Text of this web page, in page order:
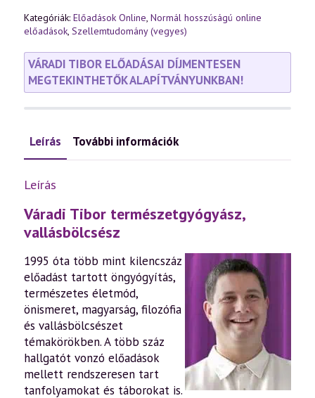
Kategóriák: Előadások Online, Normál hosszúságú online
előadások, Szellemtudomány (vegyes)
VÁRADI TIBOR ELŐADÁSAI DÍJMENTESEN
MEGTEKINTHETŐK ALAPÍTVÁNYUNKBAN!
Leírás További információk
Leírás
Váradi Tibor természetgyógyász,
vallásbölcsész
1995 óta több mint kilencszáz
előadást tartott öngyógyítás,
természetes életmód,
önismeret, magyarság, filozófia
és vallásbölcsészet
témakörökben. A több száz
hallgatót vonzó előadások
mellett rendszeresen tart
tanfolyamokat és táborokat is.